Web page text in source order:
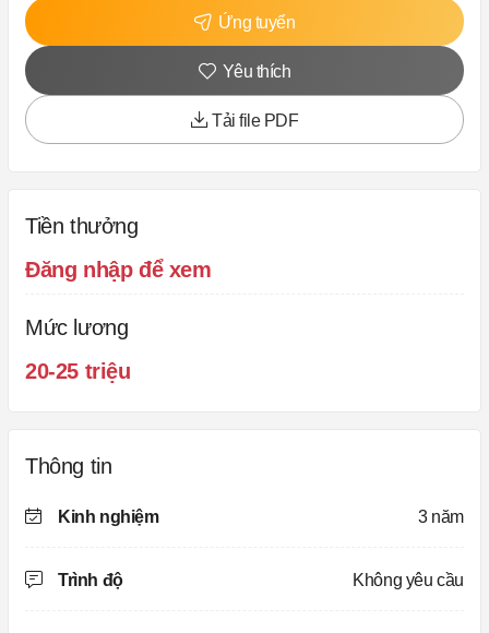
Ứng tuyển
Yêu thích
Tải file PDF
Tiền thưởng
Đăng nhập để xem
Mức lương
20-25 triệu
Thông tin
Kinh nghiệm 3 năm
Trình độ Không yêu cầu